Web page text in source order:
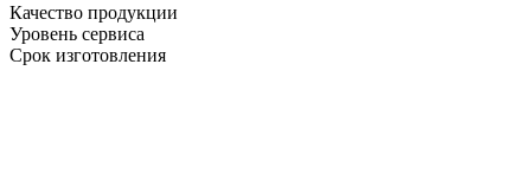
Качество продукции
Уровень сервиса
Срок изготовления